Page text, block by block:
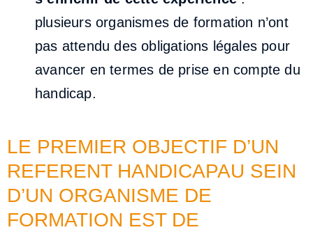
plusieurs organismes de formation n’ont
pas attendu des obligations légales pour
avancer en termes de prise en compte du
handicap.
LE PREMIER OBJECTIF D’UN
REFERENT HANDICAPAU SEIN
D’UN ORGANISME DE
FORMATION EST DE